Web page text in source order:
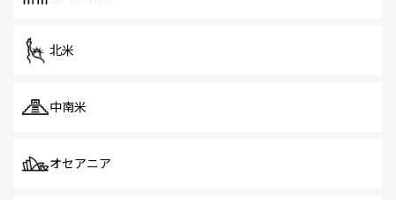
北米
中南米
オセアニア